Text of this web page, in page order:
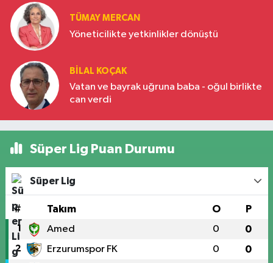
TÜMAY MERCAN
Yöneticilikte yetkinlikler dönüştü
BILAL KOÇAK
Vatan ve bayrak uğruna baba - oğul birlikte
can verdi
Süper Lig Puan Durumu
Süper Lig
# Takım O P
1 Amed 0 0
2 Erzurumspor FK 0 0